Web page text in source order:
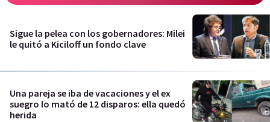
Sigue la pelea con los gobernadores: Milei
le quitó a Kiciloff un fondo clave
Una pareja se iba de vacaciones y el ex
suegro lo mató de 12 disparos: ella quedó
herida